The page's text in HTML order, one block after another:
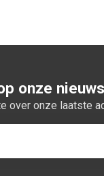
onze
over onze laatste